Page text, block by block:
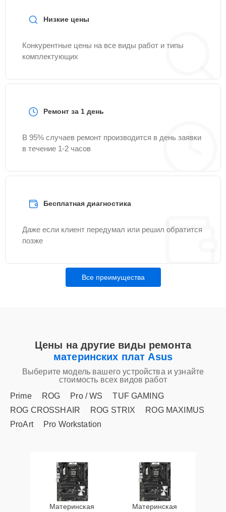
Низкие цены
Конкурентные цены на все виды работ и типы
комплектующих
Ремонт за 1 день
В 95% случаев ремонт производится в день заявки
в течение 1-2 часов
Бесплатная диагностика
Даже если клиент передумал или решил обратится
позже
Все преимущества
Цены на другие виды ремонта
материнских плат Asus
Выберите модель вашего устройства и узнайте
стоимость всех видов работ
Prime
ROG Pro / WS
TUF GAMING
ROG CROSSHAIR
ROG STRIX
ROG MAXIMUS
ProArt
Pro Workstation
Материнская
Материнская